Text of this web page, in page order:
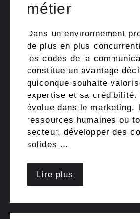
métier
Dans un environnement
de plus en plus
les codes de la
constitue un avantage
quiconque souhaite
expertise et sa crédibilité.
évolue dans le marketing,
ressources humaines ou
secteur, développer des
solides …
Lire plus